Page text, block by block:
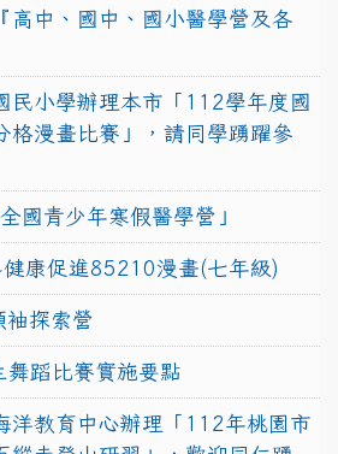
高中、國中、國小醫學營及各
民小學辦理本市「112學年度國
格漫畫比賽」，請同學踴躍參
國青少年寒假醫學營」
康促進85210漫畫(七年級)
袖探索營
舞蹈比賽實施要點
洋教育中心辦理「112年桃園市